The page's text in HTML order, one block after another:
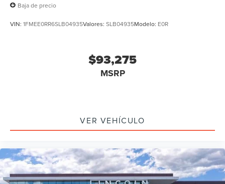
Baja de precio
VIN: 1FMEE0RR6SLB04935Valores: SLB04935Modelo: E0R
$93,275
MSRP
VER VEHÍCULO